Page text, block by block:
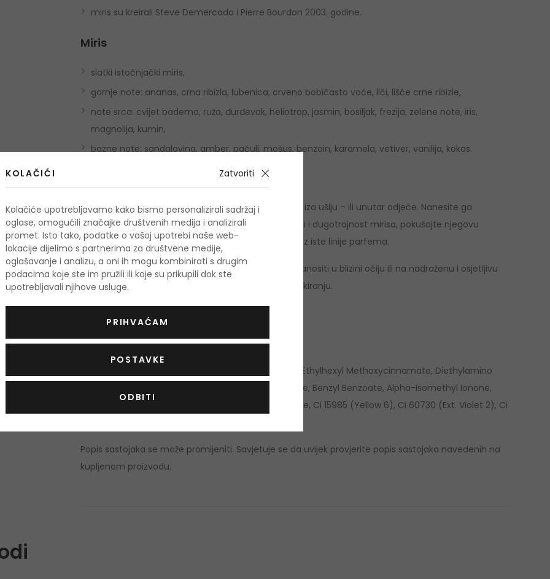
miris su kreirali Steve Demercado i Pierre Bourdon 2003. godine.
Miris
slatki istočnjački miris,
gornje note: ananas, crna ribizla, lubenica, crveno bobičasto voće, liči, lišće crne ribizle,
note srca: cvijet badema, ruža, đurđevak, heliotrop, jasmin, bosiljak, frezija, zelene note, iris,
magnolija, kumin,
bazne note: sandalovina, amber, pačuli, mošus, benzoin, karamela, vetiver, vanilija, kokos.
Nanesite na točke pulsa – kao što su zapešća, vrat i iza ušiju – ili unutar odjeće. Nanesite ga
prskanjem iz daljine. Kako biste ojačali mirisni trag, ali i dugotrajnost mirisa, pokušajte njegovu
upotrebu nadopuniti proizvodima za kupanje i tijelo iz iste linije parfema.
Upozorenje: Zapaljivo! Ne koristiti u blizini vatre! Ne nanositi u blizini očiju ili na nadraženu i osjetljivu
kožu. Rok trajanja nakon otvaranja naveden je na pakiranju.
Količina i sastojci
Količina: 75 ml
Alcohol Denat., Parfum (Fragrance), Aqua (Water), Ethylhexyl Methoxycinnamate, Diethylamino
Hydroxybenzoyl Hexyl Benzoate, Bht, Benzyl Salicylate, Benzyl Benzoate, Alpha-Isomethyl Ionone,
Coumarin, Linalool, Eugenol, Benzyl Alcohol, Limonene, Ci 15985 (Yellow 6), Ci 60730 (Ext. Violet 2), Ci
Popis sastojaka se može promijeniti. Savjetuje se da uvijek provjerite popis sastojaka navedenih na
kupljenom proizvodu.
KOLAČIĆI Zatvoriti
Kolačiće upotrebljavamo kako bismo personalizirali sadržaj i
oglase, omogućili značajke društvenih medija i analizirali
promet. Isto tako, podatke o vašoj upotrebi naše web-
lokacije dijelimo s partnerima za društvene medije,
oglašavanje i analizu, a oni ih mogu kombinirati s drugim
podacima koje ste im pružili ili koje su prikupili dok ste
upotrebljavali njihove usluge.
PRIHVAĆAM
POSTAVKE
ODBITI